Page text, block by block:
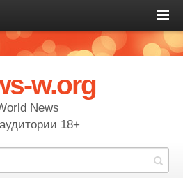
w.org
News
18+